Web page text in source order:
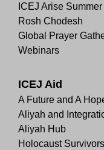
ICEJ Arise Summer
Rosh Chodesh
Global Prayer
Webinars
ICEJ Aid
A Future and A
Aliyah and
Aliyah Hub
Holocaust Survivors